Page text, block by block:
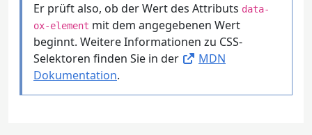
Er prüft also, ob der Wert des Attributs data-
ox-element mit dem angegebenen Wert
beginnt. Weitere Informationen zu CSS-
Selektoren finden Sie in der
MDN
Dokumentation.